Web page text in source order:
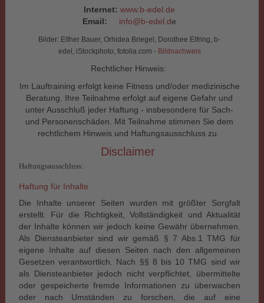
Internet: www.b-edel.de
Email:
info@b-edel.de
Bilder: Elther Bauer, Orhidea Briegel, Dorothee Elfring, b-
edel, iStockphoto, fotolia.com - Bildnachweis
Rechtlicher Hinweis:
Im Lauftraining erfolgt keine Fitness und/oder medizinische
Beratung. Ihre Teilnahme erfolgt auf eigene Gefahr und
unter Ausschluß jeder Haftung - insbesondere für Sach-
und Personenschäden. Mit Teilnahme stimmen Sie dem
rechtlichem Hinweis und Haftungsausschluss zu.
Disclaimer
Haftungsausschluss:
Haftung für Inhalte
Die Inhalte unserer Seiten wurden mit größter Sorgfalt
erstellt. Für die Richtigkeit, Vollständigkeit und Aktualität
der Inhalte können wir jedoch keine Gewähr übernehmen.
Als Diensteanbieter sind wir gemäß § 7 Abs.1 TMG für
eigene Inhalte auf diesen Seiten nach den allgemeinen
Gesetzen verantwortlich. Nach §§ 8 bis 10 TMG sind wir
als Diensteanbieter jedoch nicht verpflichtet, übermittelte
oder gespeicherte fremde Informationen zu überwachen
oder nach Umständen zu forschen, die auf eine